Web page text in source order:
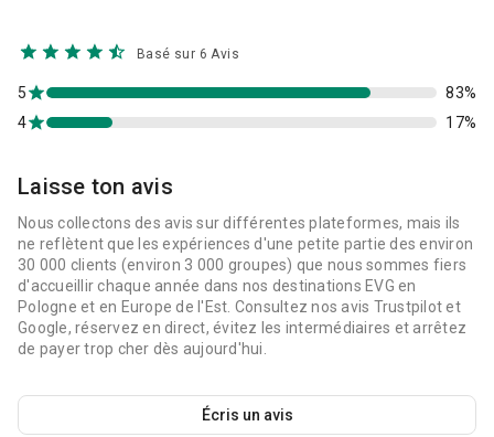
Basé sur 6 Avis
4 17%
5 83%
Laisse ton avis
Nous collectons des avis sur différentes plateformes, mais ils
ne reflètent que les expériences d'une petite partie des environ
30 000 clients (environ 3 000 groupes) que nous sommes fiers
d'accueillir chaque année dans nos destinations EVG en
Pologne et en Europe de l'Est. Consultez nos avis Trustpilot et
Google, réservez en direct, évitez les intermédiaires et arrêtez
de payer trop cher dès aujourd'hui.
Écris un avis